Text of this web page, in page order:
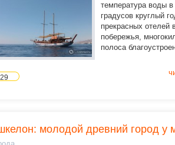
температура воды
градусов круглый
прекрасных отелей
побережья,
полоса
29
молодой древний город у